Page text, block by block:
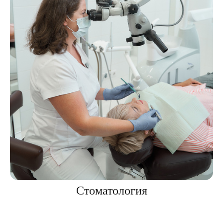
Стоматология